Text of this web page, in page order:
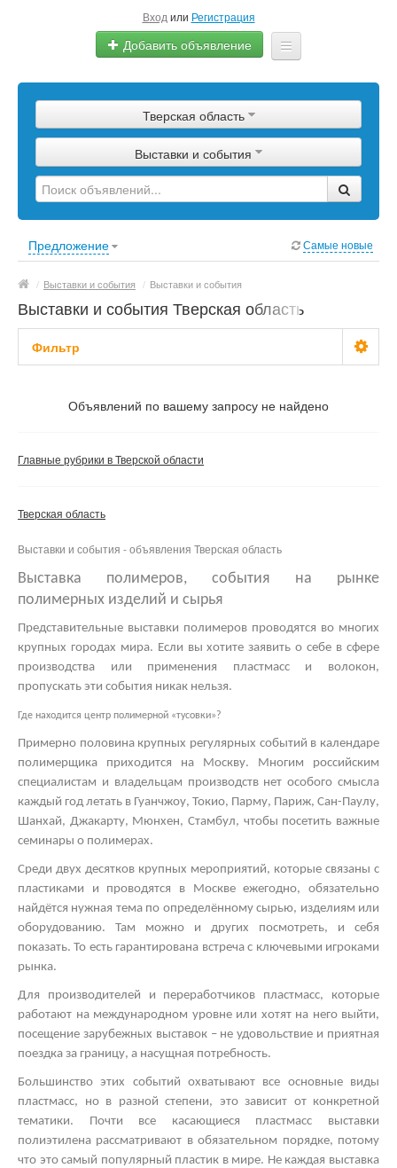
Вход или Регистрация
Добавить объявление
Сырье
Изделия
Оборудование
Тверская область
Выставки и события
Предложение Самые новые
/ Выставки и события / Выставки и события
Выставки и события Тверская область
Фильтр
Не важно
Частные
Применить Сбросить фильтр
Объявлений по вашему запросу не найдено
Главные рубрики в Тверской области
Тверская область
Выставки и события - объявления Тверская область
Выставка полимеров, события на рынке
полимерных изделий и сырья
Представительные выставки полимеров проводятся во многих
крупных городах мира. Если вы хотите заявить о себе в сфере
производства или применения пластмасс и волокон,
пропускать эти события никак нельзя.
Где находится центр полимерной «тусовки»?
Примерно половина крупных регулярных событий в календаре
полимерщика приходится на Москву. Многим российским
специалистам и владельцам производств нет особого смысла
каждый год летать в Гуанчжоу, Токио, Парму, Париж, Сан-Паулу,
Шанхай, Джакарту, Мюнхен, Стамбул, чтобы посетить важные
семинары о полимерах.
Среди двух десятков крупных мероприятий, которые связаны с
пластиками и проводятся в Москве ежегодно, обязательно
найдётся нужная тема по определённому сырью, изделиям или
оборудованию. Там можно и других посмотреть, и себя
показать. То есть гарантирована встреча с ключевыми игроками
рынка.
Для производителей и переработчиков пластмасс, которые
работают на международном уровне или хотят на него выйти,
посещение зарубежных выставок – не удовольствие и приятная
поездка за границу, а насущная потребность.
Большинство этих событий охватывают все основные виды
пластмасс, но в разной степени, это зависит от конкретной
тематики. Почти все касающиеся пластмасс выставки
полиэтилена рассматривают в обязательном порядке, потому
что это самый популярный пластик в мире. Не каждая выставка